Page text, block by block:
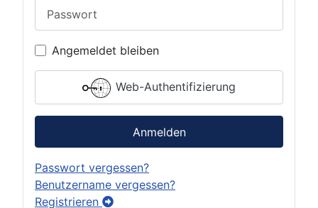
Angemeldet bleiben
Web-Authentifizierung
Anmelden
Passwort vergessen?
Benutzername vergessen?
Registrieren